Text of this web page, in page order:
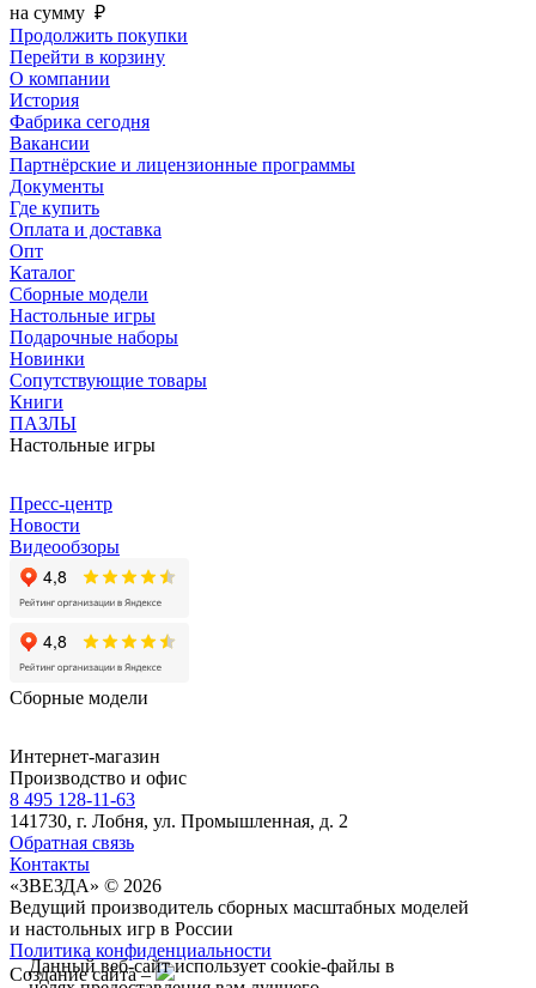
на сумму ₽
Продолжить покупки
Перейти в корзину
О компании
История
Фабрика сегодня
Вакансии
Партнёрские и лицензионные программы
Документы
Где купить
Оплата и доставка
Опт
Каталог
Сборные модели
Настольные игры
Подарочные наборы
Новинки
Сопутствующие товары
Книги
ПАЗЛЫ
Настольные игры
Пресс-центр
Новости
Видеообзоры
Сборные модели
Интернет-магазин
Производство и офис
8 495 128-11-63
141730, г. Лобня, ул. Промышленная, д. 2
Обратная связь
Контакты
«ЗВЕЗДА» © 2026
Ведущий производитель сборных масштабных моделей
и настольных игр в России
Политика конфиденциальности
Создание сайта –
Данный веб-сайт использует cookie-файлы в